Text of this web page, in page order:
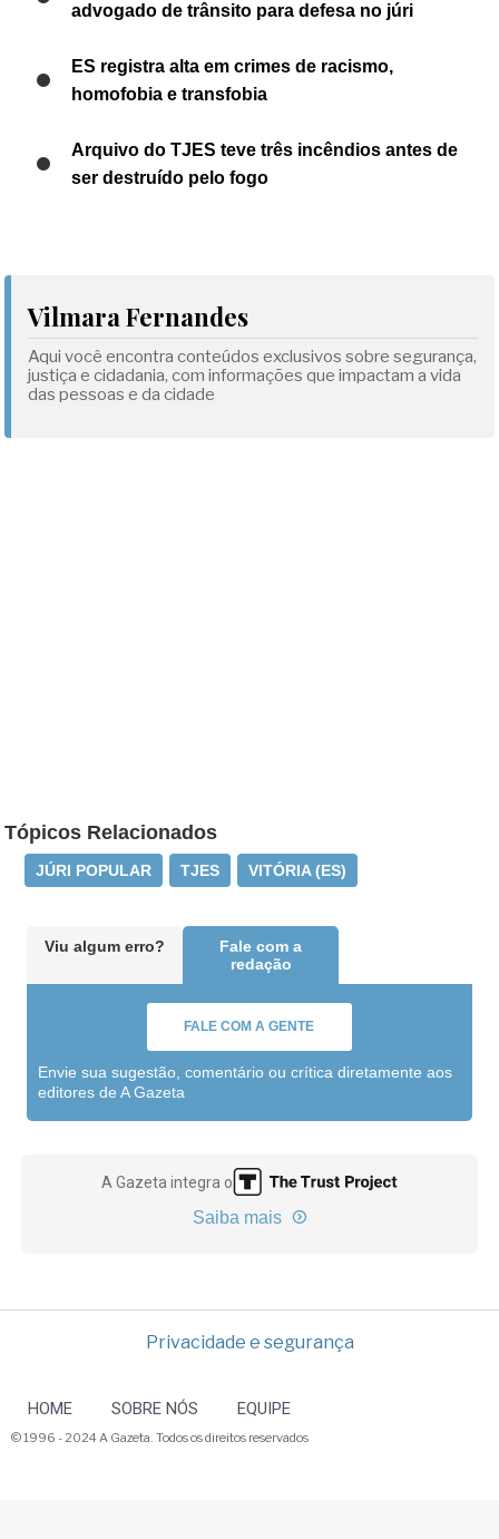
advogado de trânsito para defesa no júri
ES registra alta em crimes de racismo,
homofobia e transfobia
Arquivo do TJES teve três incêndios antes de
ser destruído pelo fogo
Vilmara Fernandes
Aqui você encontra conteúdos exclusivos sobre segurança,
justiça e cidadania, com informações que impactam a vida
das pessoas e da cidade
Tópicos Relacionados
JÚRI POPULAR TJES VITÓRIA (ES)
Viu algum erro?
Fale com a
redação
FALE COM A GENTE
Envie sua sugestão, comentário ou crítica diretamente aos
editores de A Gazeta
A Gazeta integra o
Saiba mais
Privacidade e segurança
HOME SOBRE NÓS EQUIPE
© 1996 - 2024 A Gazeta. Todos os direitos reservados